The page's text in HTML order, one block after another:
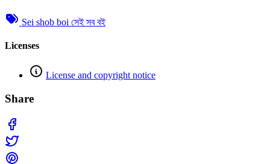
Sei shob boi সেই সব বই
Licenses
License and copyright notice
Share